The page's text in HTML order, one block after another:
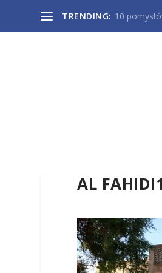
TRENDING: 10
AL FAHIDI1